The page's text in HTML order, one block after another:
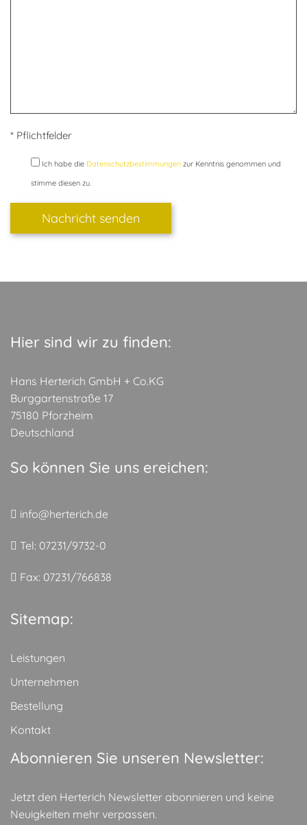
* Pflichtfelder
Ich habe die Datenschutzbestimmungen zur Kenntnis genommen und
stimme diesen zu.
Hier sind wir zu finden:
Hans Herterich GmbH + Co.KG
Burggartenstraße 17
75180 Pforzheim
Deutschland
So können Sie uns ereichen:
info@herterich.de
Tel: 07231/9732-0
Fax: 07231/766838
Sitemap:
Leistungen
Unternehmen
Bestellung
Kontakt
Abonnieren Sie unseren Newsletter:
Jetzt den Herterich Newsletter abonnieren und keine
Neuigkeiten mehr verpassen.